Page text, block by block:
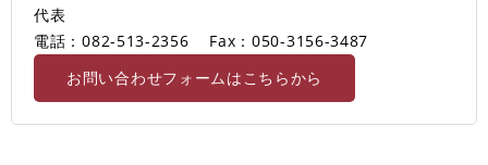
代表
電話：082-513-2356
Fax：050-3156-3487
お問い合わせフォームはこちらから